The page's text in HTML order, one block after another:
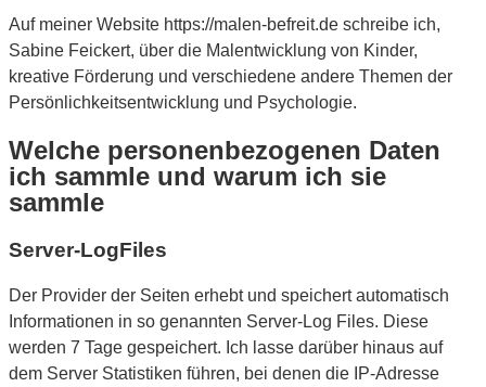
Auf meiner Website https://malen-befreit.de schreibe ich,
Sabine Feickert, über die Malentwicklung von Kinder,
kreative Förderung und verschiedene andere Themen der
Persönlichkeitsentwicklung und Psychologie.
Welche personenbezogenen Daten
ich sammle und warum ich sie
sammle
Server-LogFiles
Der Provider der Seiten erhebt und speichert automatisch
Informationen in so genannten Server-Log Files. Diese
werden 7 Tage gespeichert. Ich lasse darüber hinaus auf
dem Server Statistiken führen, bei denen die IP-Adresse